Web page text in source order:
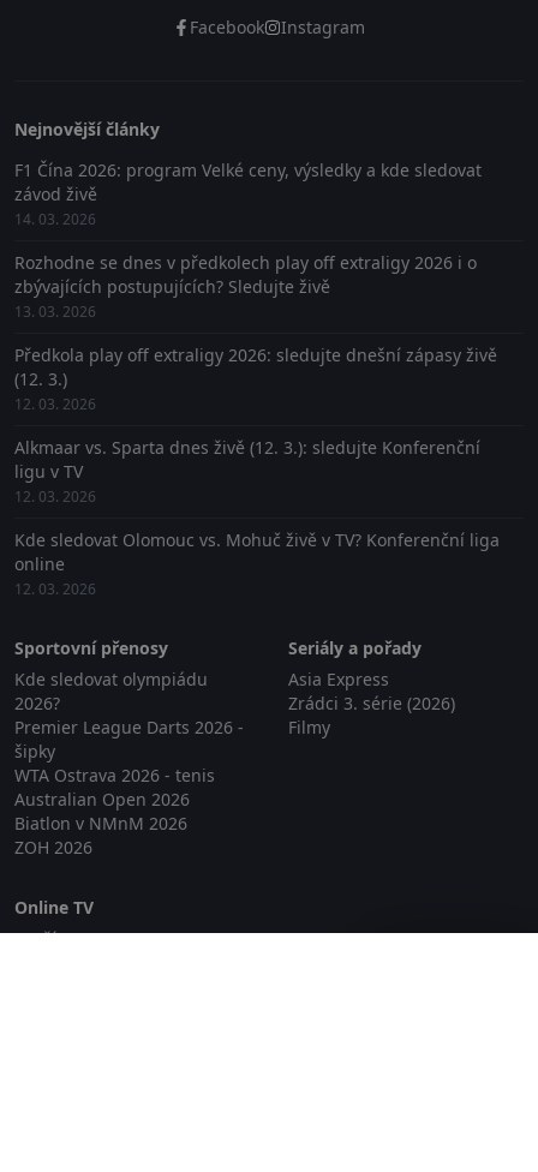
Facebook Instagram
Nejnovější články
F1 Čína 2026: program Velké ceny, výsledky a kde sledovat
závod živě
14. 03. 2026
Rozhodne se dnes v předkolech play off extraligy 2026 i o
zbývajících postupujících? Sledujte živě
13. 03. 2026
Předkola play off extraligy 2026: sledujte dnešní zápasy živě
(12. 3.)
12. 03. 2026
Alkmaar vs. Sparta dnes živě (12. 3.): sledujte Konferenční
ligu v TV
12. 03. 2026
Kde sledovat Olomouc vs. Mohuč živě v TV? Konferenční liga
online
12. 03. 2026
Sportovní přenosy
Kde sledovat olympiádu
2026?
Premier League Darts 2026 -
šipky
WTA Ostrava 2026 - tenis
Australian Open 2026
Biatlon v NMnM 2026
ZOH 2026
Seriály a pořady
Asia Express
Zrádci 3. série (2026)
Filmy
Online TV
Lepší.TV